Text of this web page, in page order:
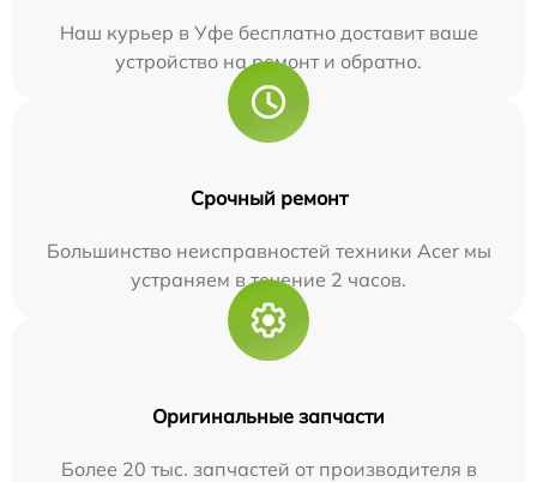
Наш курьер в Уфе бесплатно доставит ваше
устройство на ремонт и обратно.
Срочный ремонт
Большинство неисправностей техники Acer мы
устраняем в течение 2 часов.
Оригинальные запчасти
Более 20 тыс. запчастей от производителя в